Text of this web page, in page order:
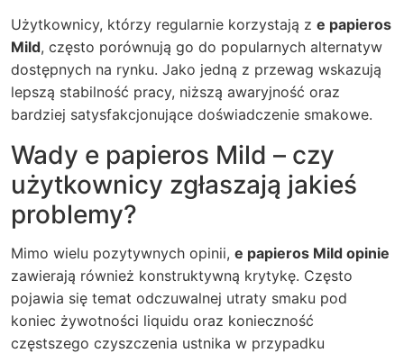
Użytkownicy, którzy regularnie korzystają z e papieros
Mild, często porównują go do popularnych alternatyw
dostępnych na rynku. Jako jedną z przewag wskazują
lepszą stabilność pracy, niższą awaryjność oraz
bardziej satysfakcjonujące doświadczenie smakowe.
Wady e papieros Mild – czy
użytkownicy zgłaszają jakieś
problemy?
Mimo wielu pozytywnych opinii, e papieros Mild opinie
zawierają również konstruktywną krytykę. Często
pojawia się temat odczuwalnej utraty smaku pod
koniec żywotności liquidu oraz konieczność
częstszego czyszczenia ustnika w przypadku